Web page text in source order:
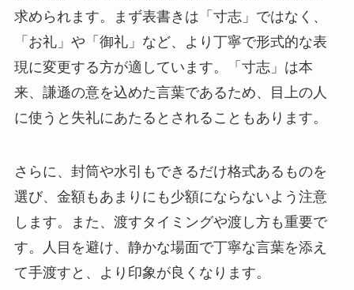
求められます。まず表書きは「寸志」ではなく、
「お礼」や「御礼」など、より丁寧で形式的な表
現に変更する方が適しています。「寸志」は本
来、謙遜の意を込めた言葉であるため、目上の人
に使うと失礼にあたるとされることもあります。
さらに、封筒や水引もできるだけ格式あるものを
選び、金額もあまりにも少額にならないよう注意
します。また、渡すタイミングや渡し方も重要で
す。人目を避け、静かな場面で丁寧な言葉を添え
て手渡すと、より印象が良くなります。